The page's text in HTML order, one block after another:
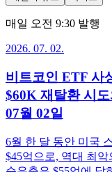
매일 오전 9:30 발행
2026. 07. 02.
비트코인 ETF 사
$60K 재탈환 시
07월 02일
6월 한 달 동안 미국
$45억으로, 역대 최